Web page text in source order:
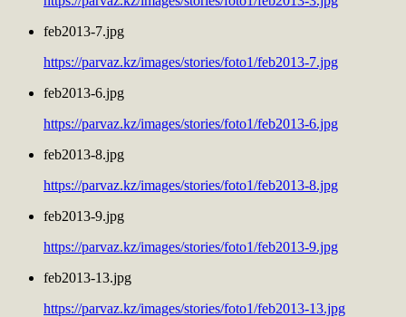
feb2013-7.jpg
https://parvaz.kz/images/stories/foto1/feb2013-7.jpg
feb2013-6.jpg
https://parvaz.kz/images/stories/foto1/feb2013-6.jpg
feb2013-8.jpg
https://parvaz.kz/images/stories/foto1/feb2013-8.jpg
feb2013-9.jpg
https://parvaz.kz/images/stories/foto1/feb2013-9.jpg
feb2013-13.jpg
https://parvaz.kz/images/stories/foto1/feb2013-13.jpg